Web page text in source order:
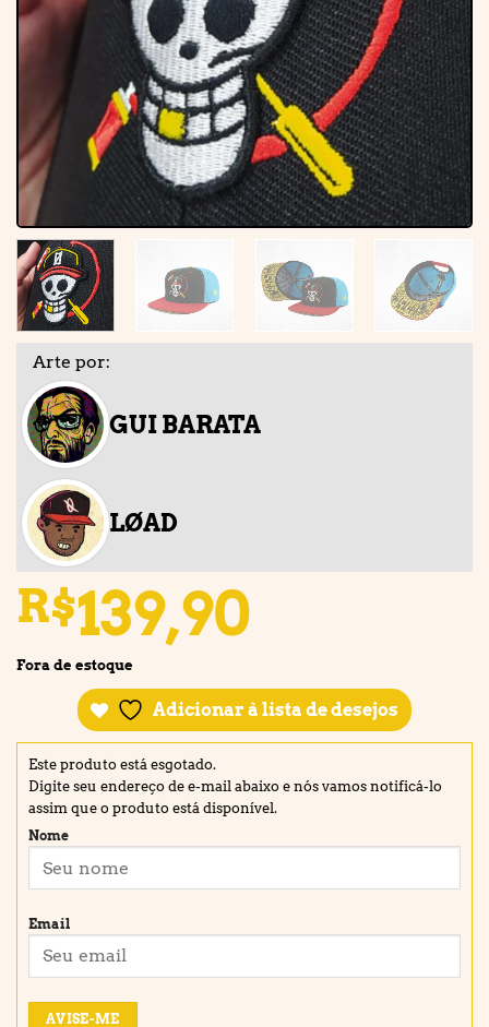
Arte por:
GUI BARATA
LØAD
R$139,90
Fora de estoque
Adicionar à lista de desejos
Este produto está esgotado.
Digite seu endereço de e-mail abaixo e nós vamos notificá-lo
assim que o produto está disponível.
Nome
Email
AVISE-ME